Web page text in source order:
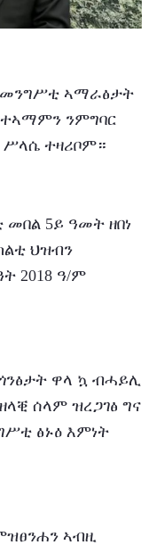
ንምግባር
ሥላሴ ተዛሪቦም።
ህዝብን
2018 ዓ/ም
ሰላም ዝረጋገፅ ግና
ፅኑዕ እምነት